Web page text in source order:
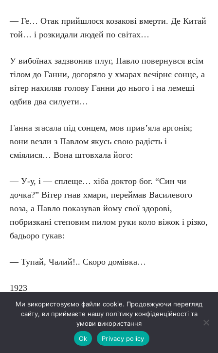
— Ге… Отак прийшлося козакові вмерти. Де Китай
той… і розкидали людей по світах…
У вибоїнах задзвонив плуг, Павло повернувся всім
тілом до Ганни, догоряло у хмарах вечірнє сонце, а
вітер нахиляв голову Ганни до нього і на лемеші
одбив два силуети…
Ганна згасала під сонцем, мов прив’яла аргонія;
вони везли з Павлом якусь свою радість і
сміялися… Вона штовхала його:
— У-у, і — сплеще… хіба доктор бог. “Син чи
дочка?” Вітер гнав хмари, переймав Василевого
воза, а Павло показував йому свої здорові,
побризкані степовим пилом руки коло віжок і різко,
бадьоро гукав:
— Тупай, Чалий!.. Скоро домівка…
1923
Джерело:ukrlib.com.ua
Ми використовуємо файли cookie. Продовжуючи перегляд
сайту, ви приймаєте нашу політику конфіденційності та
умови використання
Ok
Privacy policy